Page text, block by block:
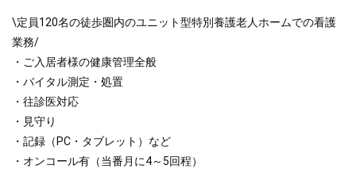
\定員120名の徒歩圏内のユニット型特別養護老人ホームでの看護
業務/
・ご入居者様の健康管理全般
・バイタル測定・処置
・往診医対応
・見守り
・記録（PC・タブレット）など
・オンコール有（当番月に4～5回程）